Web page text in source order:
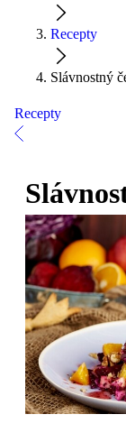
Recepty
Slávnostný
Recepty